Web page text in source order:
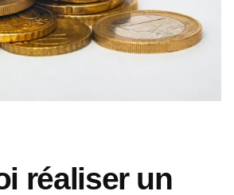
réaliser un